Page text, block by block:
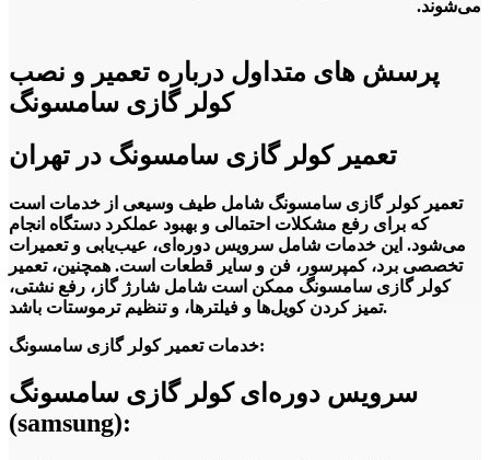
می‌شوند.
در نصب خارجی، قطعات خارجی کولرگازی سامسونگ شامل واحد
خارجی (condenser)، کمپرسور و لوله‌های فشار قوی در خارج
نصب واحد خارجی را تعیین کرد. سپس، باید با استفاده از
دستگاه‌های لازم، سوراخ‌های مورد نیاز برای نصب لوله‌ها و کابل‌ها
روی دیوار ایجاد شود. در مرحله بعد، قطعات خارجی کولرگازی روی
دیوار نصب می‌شود و با استفاده از لوله‌های مخصوص، به یکدیگر
متصل می‌شوند.
تعمیر کولرگازی سامسونگ
مشکلات رایج کولرگازی سامسونگ عبارتند از:
1. عدم خنک کردن: این مشکل معمولاً به دلیل کمبود یا نقص فرآیند
گازگیری است. در این صورت، باید فرآیند گازگیری را با دقت
بیشتری انجام داده و در صورت نیاز، گاز را شارژ کنید.
2. صدای بلند: صدای بلند کولرگازی معمولاً به دلیل خرابی فن است.
پرسش های متداول درباره تعمیر و نصب
کولر گازی سامسونگ
تعمیر کولر گازی سامسونگ در تهران
تعمیر کولر گازی سامسونگ شامل طیف وسیعی از خدمات است
که برای رفع مشکلات احتمالی و بهبود عملکرد دستگاه انجام
می‌شود. این خدمات شامل سرویس دوره‌ای، عیب‌یابی و تعمیرات
تخصصی برد، کمپرسور، فن و سایر قطعات است. همچنین، تعمیر
کولر گازی سامسونگ ممکن است شامل شارژ گاز، رفع نشتی،
تمیز کردن کویل‌ها و فیلترها، و تنظیم ترموستات باشد.
خدمات تعمیر کولر گازی سامسونگ:
سرویس دوره‌ای کولر گازی سامسونگ
(samsung):